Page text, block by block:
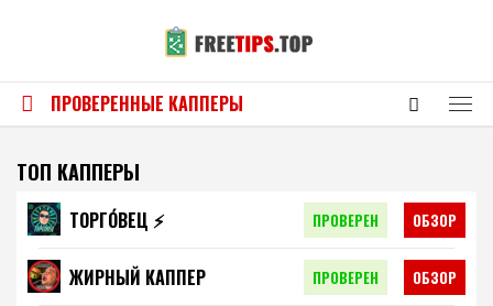
ПРОВЕРЕННЫЕ КАППЕРЫ
ТОП КАППЕРЫ
ТОРГО́ВЕЦ ⚡️ ПРОВЕРЕН ОБЗОР
ЖИРНЫЙ КАППЕР ПРОВЕРЕН ОБЗОР